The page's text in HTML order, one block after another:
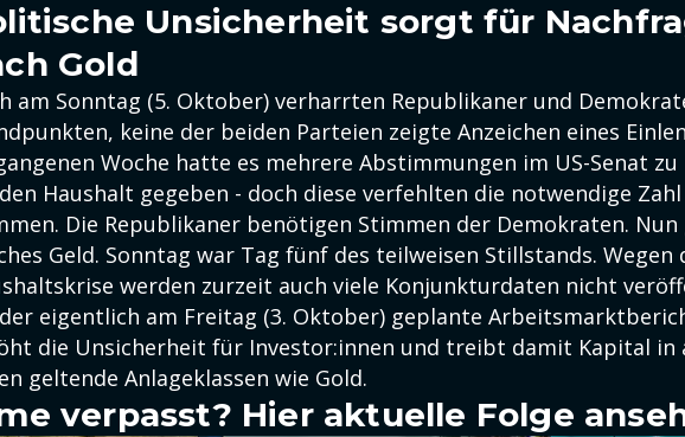
Unsicherheit sorgt für
Gold
am Sonntag (5. Oktober) verharrten Republikaner und
keine der beiden Parteien zeigte Anzeichen eines
Woche hatte es mehrere Abstimmungen im US-Senat
Haushalt gegeben - doch diese verfehlten die notwendige
Die Republikaner benötigen Stimmen der Demokraten.
Geld. Sonntag war Tag fünf des teilweisen Stillstands. Wegen
werden zurzeit auch viele Konjunkturdaten nicht
eigentlich am Freitag (3. Oktober) geplante
die Unsicherheit für Investor:innen und treibt damit Kapital in
geltende Anlageklassen wie Gold.
verpasst? Hier aktuelle Folge